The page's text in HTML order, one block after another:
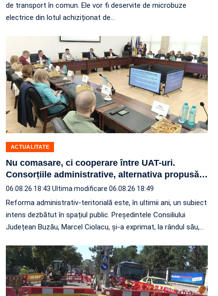
de transport în comun. Ele vor fi deservite de microbuze
electrice din lotul achiziționat de…
ACTUALITATE
Nu comasare, ci cooperare între UAT-uri.
Consorțiile administrative, alternativa propusă…
06.08.26 18:43 Ultima modificare 06.08.26 18:49
Reforma administrativ-teritorială este, în ultimii ani, un subiect
intens dezbătut în spațiul public. Președintele Consiliului
Județean Buzău, Marcel Ciolacu, și-a exprimat, la rândul său,…